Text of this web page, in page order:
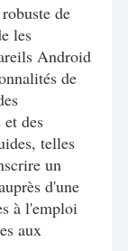
de
les
Android
de
des
telles
un
d'une
à l'emploi
aux